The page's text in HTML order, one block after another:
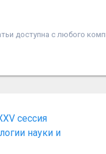
доступна с любого
сессия
науки и